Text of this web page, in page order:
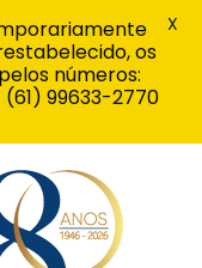
os
números:
(61) 99633-2770
X